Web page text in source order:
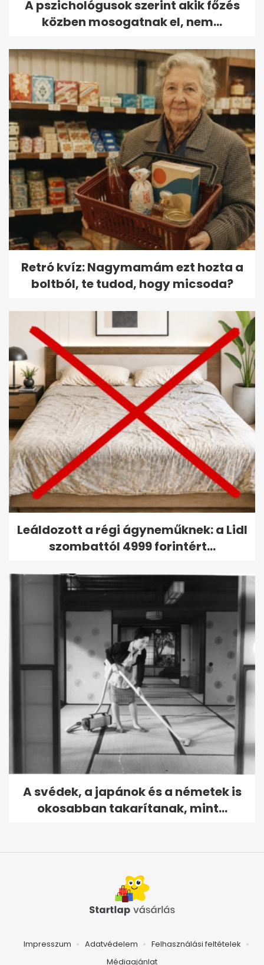
A pszichológusok szerint akik főzés
közben mosogatnak el, nem...
Retró kvíz: Nagymamám ezt hozta a
boltból, te tudod, hogy micsoda?
Leáldozott a régi ágyneműknek: a Lidl
szombattól 4999 forintért...
A svédek, a japánok és a németek is
okosabban takarítanak, mint...
Impresszum Adatvédelem
Felhasználási feltételek
Médiaajánlat